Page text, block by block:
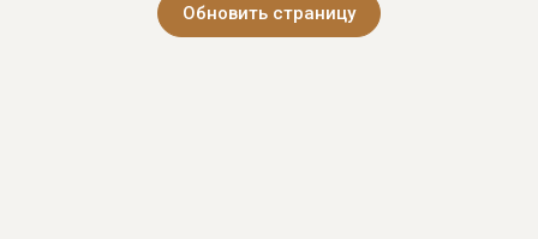
Обновить страницу